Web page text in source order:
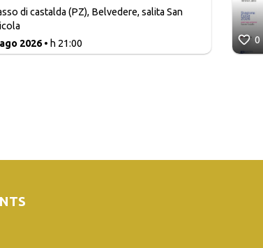
di castalda (PZ), Belvedere, salita San
2026• h 21:00 0